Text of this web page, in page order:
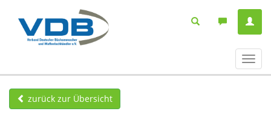
ein-/
zurück zur Übersicht